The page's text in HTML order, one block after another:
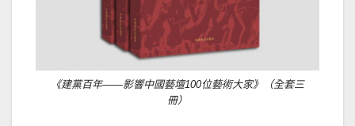
《建黨百年——影響中國藝壇100位藝術大家》（全套三
冊）